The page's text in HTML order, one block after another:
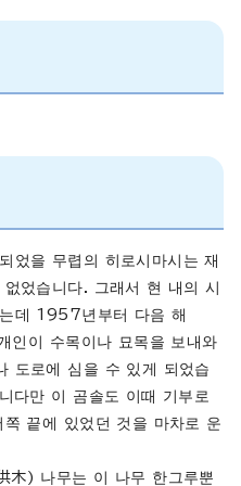
었을 무렵의 히로시마시는 재
었습니다. 그래서 현 내의 시
데 1957년부터 다음 해
이 수목이나 묘목을 보내와
도로에 심을 수 있게 되었습
다만 이 곰솔도 이때 기부로
끝에 있었던 것을 마차로 운
木) 나무는 이 나무 한그루뿐